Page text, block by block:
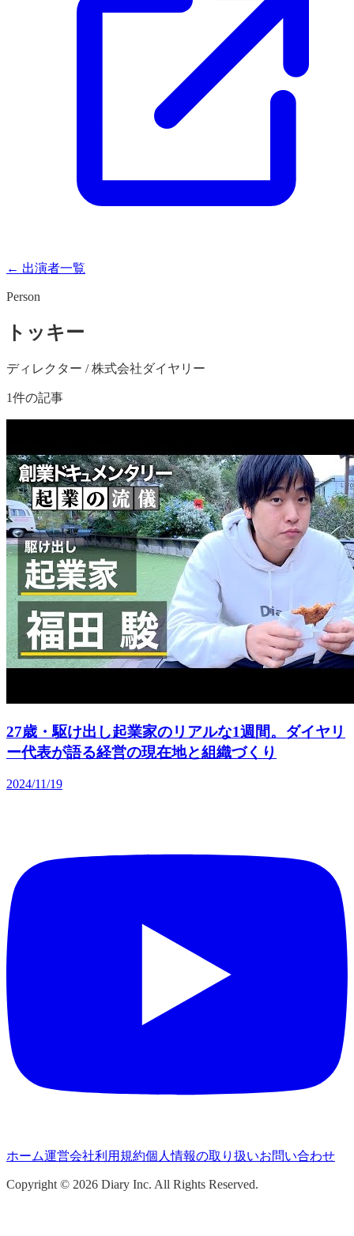
← 出演者一覧
Person
トッキー
ディレクター / 株式会社ダイヤリー
1件の記事
27歳・駆け出し起業家のリアルな1週間。ダイヤリ
ー代表が語る経営の現在地と組織づくり
2024/11/19
ホーム運営会社利用規約個人情報の取り扱いお問い合わせ
Copyright © 2026 Diary Inc. All Rights Reserved.